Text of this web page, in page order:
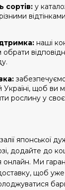
сортів: у
різними
наші
Україні, щоб ви
рослину у
японської
додайте до
Ми
щоб